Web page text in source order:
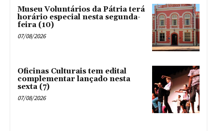
Museu Voluntários da Pátria terá
horário especial nesta segunda-
feira (10)
07/08/2026
Oficinas Culturais tem edital
complementar lançado nesta
sexta (7)
07/08/2026